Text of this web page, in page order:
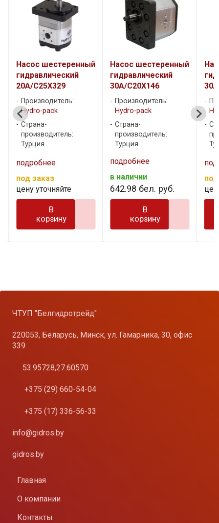
Насос шестеренный
гидравлический
30A/C20X146
Производитель:
Hydro-pack
Страна-
производитель:
Турция
подробнее
в наличии
642.98бел. руб.
В
корзину
Насос шестеренный
гидравлический
30A/C22.5X146
Производитель:
Hydro-pack
Страна-
производитель:
Турция
подробнее
под заказ
цену уточняйте
В
корзину
в
642
ЧТУП "Белгидротрейд"
220053, Беларусь, Минск, ул. Гамарника, 30, офис
339
53.95728,27.60570
+375 (29) 660-54-04
+375 (17) 336-56-33
info@gidros.by
gidros.by
Главная
О компании
Контакты